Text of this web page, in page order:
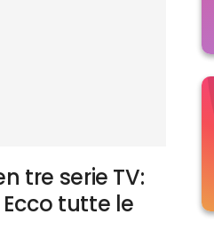
tre serie TV:
tutte le